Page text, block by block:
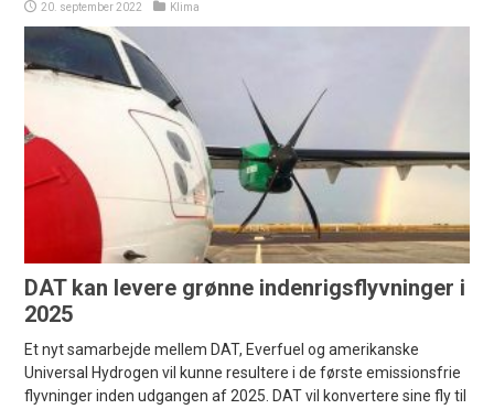
20. september 2022 Klima
DAT kan levere grønne indenrigsflyvninger i
2025
Et nyt samarbejde mellem DAT, Everfuel og amerikanske
Universal Hydrogen vil kunne resultere i de første emissionsfrie
flyvninger inden udgangen af 2025. DAT vil konvertere sine fly til